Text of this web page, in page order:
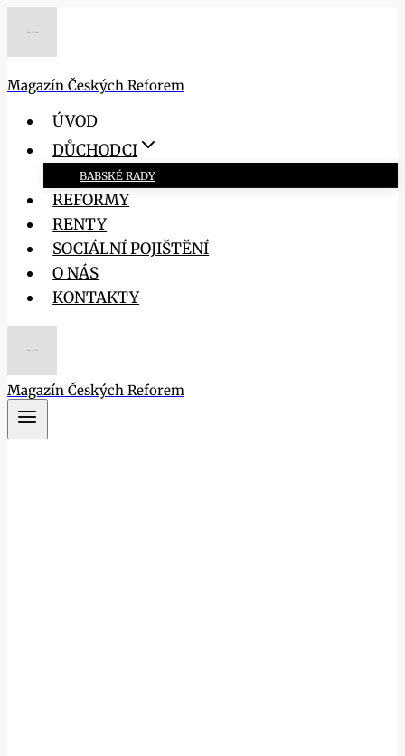
Magazín Českých Reforem
ÚVOD
DŮCHODCI
BABSKÉ RADY
REFORMY
RENTY
SOCIÁLNÍ POJIŠTĚNÍ
O NÁS
KONTAKTY
Magazín Českých Reforem